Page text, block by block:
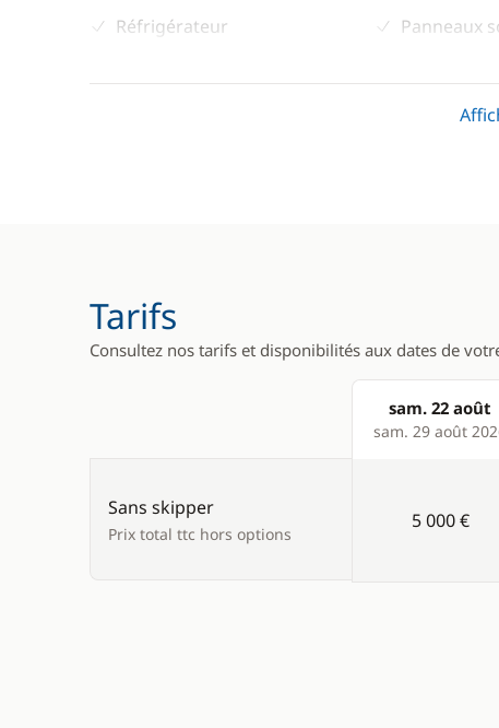
Réfrigérateur
Panneaux
Tarifs
Consultez nos tarifs et disponibilités aux dates de
Products
sam. 22 août
sam. 29 août
Sans skipper
Prix total ttc hors options
5 000 €